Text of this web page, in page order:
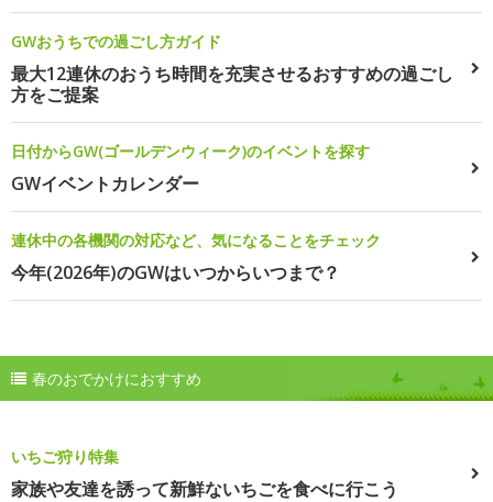
GWおうちでの過ごし方ガイド
最大12連休のおうち時間を充実させるおすすめの過ごし
方をご提案
日付からGW(ゴールデンウィーク)のイベントを探す
GWイベントカレンダー
連休中の各機関の対応など、気になることをチェック
今年(2026年)のGWはいつからいつまで？
春のおでかけにおすすめ
いちご狩り特集
家族や友達を誘って新鮮ないちごを食べに行こう